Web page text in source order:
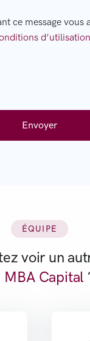
ce message vous
ÉQUIPE
voir un
MBA Capital